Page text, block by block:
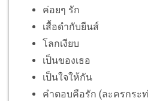
ค่อยๆ รัก
เสื้อดำกับยีนส์
โลกเงียบ
เป็นของเธอ
เป็นใจให้กัน
คำตอบคือรัก (ละครกระ